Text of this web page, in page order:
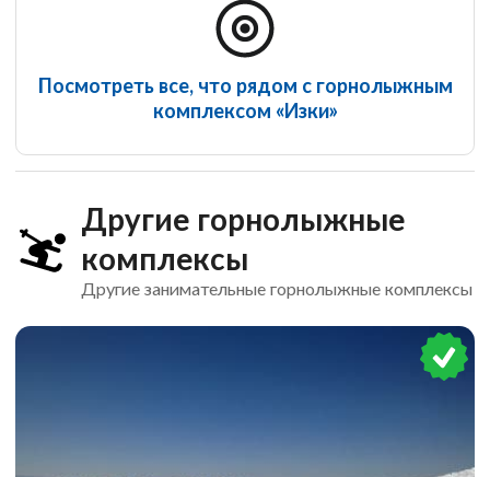
Посмотреть все, что рядом с горнолыжным
комплексом «Изки»
Другие горнолыжные
комплексы
Другие занимательные горнолыжные комплексы